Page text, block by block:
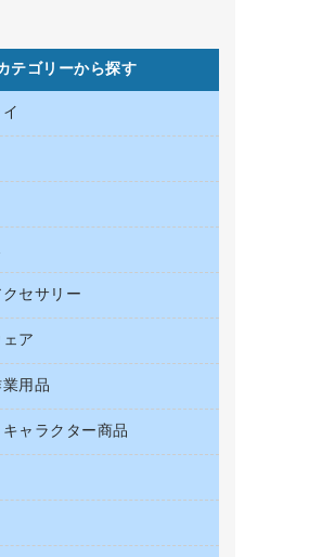
テゴリーから探す
ートリッジ
ナー
ートリッジ
ミリトナー
用リボン
ルトナー（プール方式）
クカートリッジ
ェットプリンタ用紙
紙
ピー用紙・プリンタ用紙
紙
ミリ用紙
紙
用紙
／フォーム用紙
用品
セサリー
ア・インテリア収納
アクセサリー
ア
・シャツ
護・ワーキングウェア
用品
品
ャラクター商品
トキャラクター商品
チェア